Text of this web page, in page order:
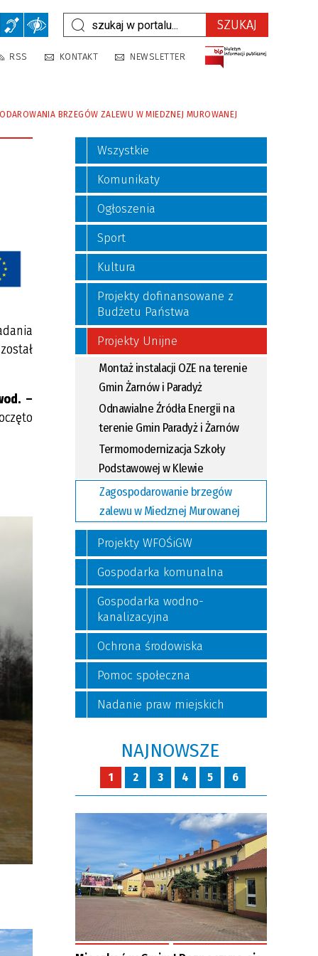
RSS KONTAKT NEWSLETTER
BRZEGÓW ZALEWU W MIEDZNEJ MUROWANEJ
został
–
Wszystkie
Komunikaty
Ogłoszenia
Sport
Kultura
Projekty dofinansowane z
Budżetu Państwa
Projekty Unijne
Montaż instalacji OZE na terenie
Gmin Żarnów i Paradyż
Odnawialne Źródła Energii na
terenie Gmin Paradyż i Żarnów
Termomodernizacja Szkoły
Podstawowej w Klewie
Zagospodarowanie brzegów
zalewu w Miedznej Murowanej
Projekty WFOŚiGW
Gospodarka komunalna
Gospodarka wodno-
kanalizacyjna
Ochrona środowiska
Pomoc społeczna
Nadanie praw miejskich
NAJNOWSZE
1 2 3 4 5 6